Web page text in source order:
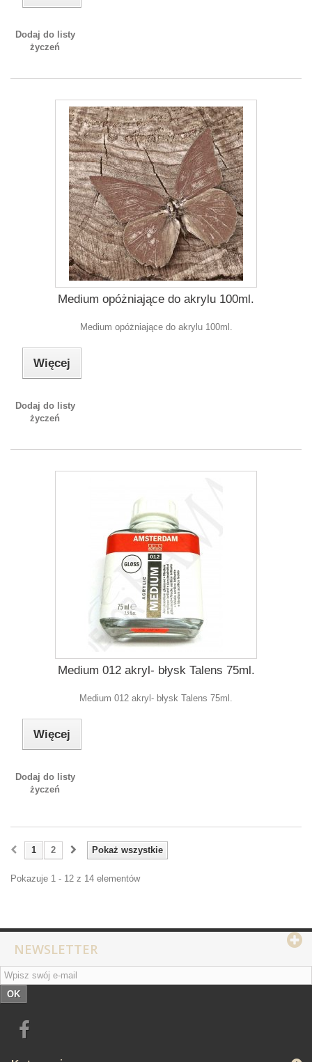
Dodaj do listy
życzeń
Medium opóżniające do akrylu 100ml.
Medium opóżniające do akrylu 100ml.
Więcej
Dodaj do listy
życzeń
Medium 012 akryl- błysk Talens 75ml.
Medium 012 akryl- błysk Talens 75ml.
Więcej
Dodaj do listy
życzeń
Pokaż wszystkie
1 2
Pokazuje 1 - 12 z 14 elementów
NEWSLETTER
OK